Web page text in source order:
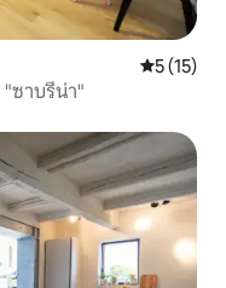
คะแนนเฉลี่
5 (15)
ซาบรีน่า"